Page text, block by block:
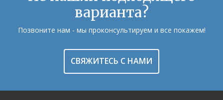
варианта?
Позвоните нам - мы проконсультируем и все покажем!
СВЯЖИТЕСЬ С НАМИ